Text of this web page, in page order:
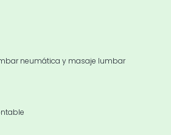
neumática y masaje lumbar